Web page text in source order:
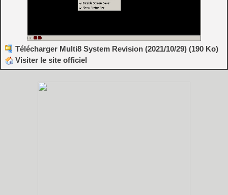
Télécharger Multi8 System Revision (2021/10/29) (190 Ko)
Visiter le site officiel